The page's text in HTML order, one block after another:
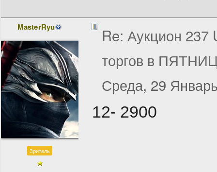
MasterRyu
Зритель
Re: Аукцион 237
торгов в
Среда, 29
12- 2900